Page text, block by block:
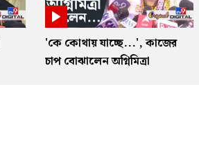
'কে কোথায় যাচ্ছে...', কাজের
চাপ বোঝালেন অগ্নিমিত্রা